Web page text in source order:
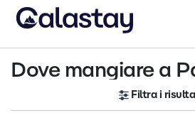
Dove mangiare a
Filtra i